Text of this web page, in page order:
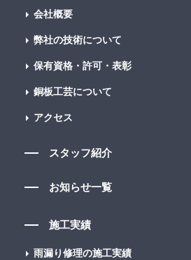
会社概要
弊社の技術について
保有資格・許可・表彰
銅板工芸について
アクセス
スタッフ紹介
お知らせ一覧
施工実績
雨漏り修理の施工実績